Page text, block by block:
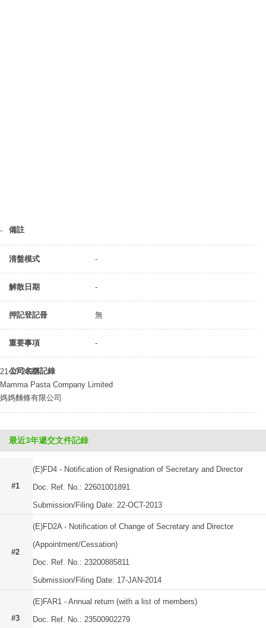
備註
-
清盤模式 -
解散日期 -
押記登記冊 無
重要事項 -
公司名稱記錄
21-10-2012
Mamma Pasta Company Limited
媽媽麵條有限公司
最近3年遞交文件記錄
#1
(E)FD4 - Notification of Resignation of Secretary and Director
Doc. Ref. No.: 22601001891
Submission/Filing Date: 22-OCT-2013
#2
(E)FD2A - Notification of Change of Secretary and Director
(Appointment/Cessation)
Doc. Ref. No.: 23200885811
Submission/Filing Date: 17-JAN-2014
#3
(E)FAR1 - Annual return (with a list of members)
Doc. Ref. No.: 23500902279